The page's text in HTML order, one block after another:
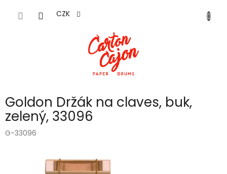
CZK
Goldon Držák na claves, buk,
zelený, 33096
G-33096